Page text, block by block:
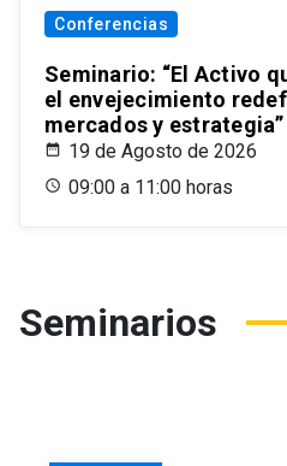
Conferencias
Seminario: “El Activo
el envejecimiento
mercados y estrategia”
19 de Agosto de 2026
09:00 a 11:00 horas
Seminarios